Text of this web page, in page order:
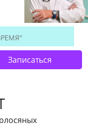
Записаться